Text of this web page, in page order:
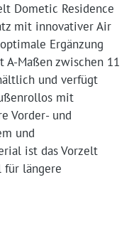
Dometic Residence
mit innovativer Air
Ergänzung
A-Maßen zwischen 11
und verfügt
mit
Vorder- und
und
ist das Vorzelt
für längere